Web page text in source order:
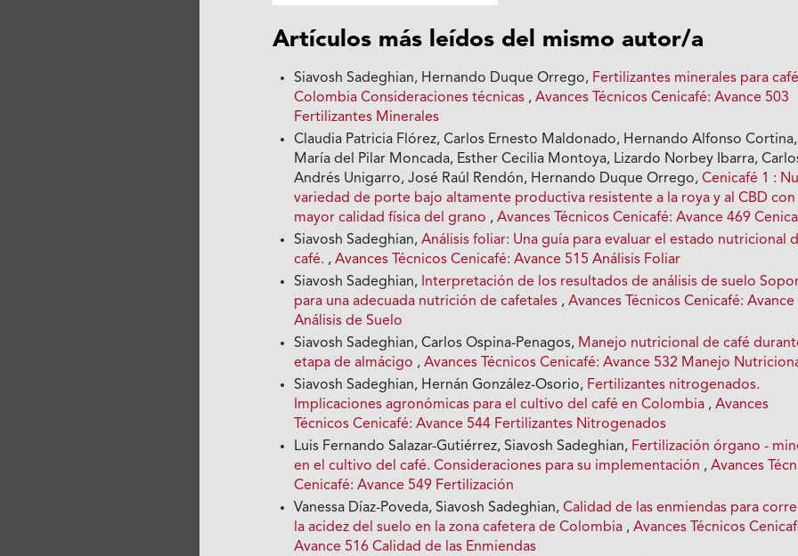
Artículos más leídos del mismo autor/a
Siavosh Sadeghian, Hernando Duque Orrego, Fertilizantes minerales para
Colombia Consideraciones técnicas ,Avances Técnicos Cenicafé: Avance 503
Fertilizantes Minerales
Claudia Patricia Flórez, Carlos Ernesto Maldonado, Hernando Alfonso Cortina,
María del Pilar Moncada, Esther Cecilia Montoya, Lizardo Norbey Ibarra,
Andrés Unigarro, José Raúl Rendón, Hernando Duque Orrego,Cenicafé 1 :
variedad de porte bajo altamente productiva resistente a la roya y al CBD con
mayor calidad física del grano ,Avances Técnicos Cenicafé: Avance 469
Siavosh Sadeghian,Análisis foliar: Una guía para evaluar el estado nutricional
café. ,Avances Técnicos Cenicafé: Avance 515 Análisis Foliar
Siavosh Sadeghian, Interpretación de los resultados de análisis de suelo
para una adecuada nutrición de cafetales ,Avances Técnicos Cenicafé: Avance
Análisis de Suelo
Siavosh Sadeghian, Carlos Ospina-Penagos, Manejo nutricional de café
etapa de almácigo ,Avances Técnicos Cenicafé: Avance 532 Manejo
Siavosh Sadeghian, Hernán González-Osorio, Fertilizantes nitrogenados.
Implicaciones agronómicas para el cultivo del café en Colombia ,Avances
Técnicos Cenicafé: Avance 544 Fertilizantes Nitrogenados
Luis Fernando Salazar-Gutiérrez, Siavosh Sadeghian, Fertilización órgano -
en el cultivo del café. Consideraciones para su implementación ,Avances
Cenicafé: Avance 549 Fertilización
Vanessa Díaz-Poveda, Siavosh Sadeghian,Calidad de las enmiendas para
la acidez del suelo en la zona cafetera de Colombia ,Avances Técnicos
Avance 516 Calidad de las Enmiendas